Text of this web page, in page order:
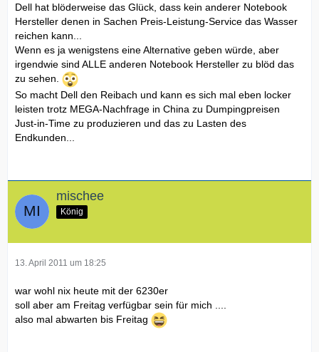
Original Windows® 7 Home Premium, 64bit, Deutsch
Optisches Laufwerk
8x DVD+/-RW & Blu-ray Disc™ Combo Laufwerk (lesen von
Blu-ray Disc™ & schreiben von CD/DVD)
Wireless-Netzwerkanbindung
Intel® Centrino® Advanced-N 6230 (2x2 b/g/n+ Bluetooth
Combo-Karte)
Kabel
European 250V Power Cord
Lieferdokumente
N02X7M06
Standard-Support
1 year Collect & Return Hardware Support included with
your PC
PC
Mobiles Breitband nicht inklusive
Order Information
XPS L702x Order - Germany
Dell hat blöderweise das Glück, dass kein anderer Notebook
Hersteller denen in Sachen Preis-Leistung-Service das Wasser
reichen kann...
Wenn es ja wenigstens eine Alternative geben würde, aber
irgendwie sind ALLE anderen Notebook Hersteller zu blöd das
zu sehen.
So macht Dell den Reibach und kann es sich mal eben locker
leisten trotz MEGA-Nachfrage in China zu Dumpingpreisen
Just-in-Time zu produzieren und das zu Lasten des
Endkunden...
mischee
König
13. April 2011 um 18:25
war wohl nix heute mit der 6230er
soll aber am Freitag verfügbar sein für mich ....
also mal abwarten bis Freitag